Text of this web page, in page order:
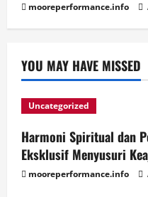
mooreperformance.info
YOU MAY HAVE MISSED
Uncategorized
Harmoni Spiritual dan
Eksklusif Menyusuri
mooreperformance.info